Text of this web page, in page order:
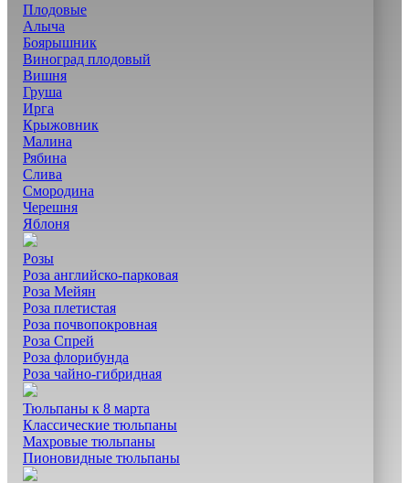
Плодовые
Алыча
Боярышник
Виноград плодовый
Вишня
Груша
Ирга
Крыжовник
Малина
Рябина
Слива
Смородина
Черешня
Яблоня
Розы
Роза английско-парковая
Роза Мейян
Роза плетистая
Роза почвопокровная
Роза Спрей
Роза флорибунда
Роза чайно-гибридная
Тюльпаны к 8 марта
Классические тюльпаны
Махровые тюльпаны
Пионовидные тюльпаны